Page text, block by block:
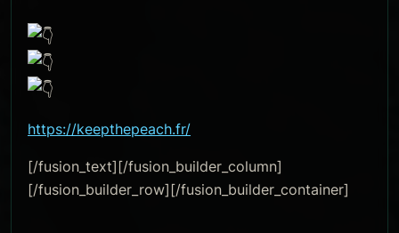
https://keepthepeach.fr/
[/fusion_text][/fusion_builder_column]
[/fusion_builder_row][/fusion_builder_container]